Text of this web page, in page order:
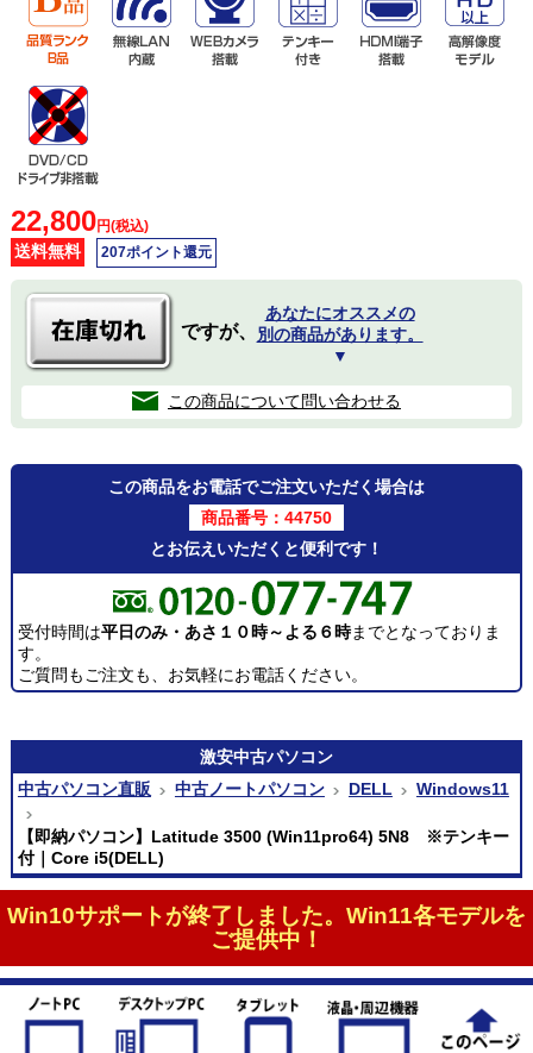
22,800円(税込)
送料無料 207ポイント還元
ですが、
あなたにオススメの
別の商品があります。
▼
この商品について問い合わせる
この商品をお電話でご注文いただく場合は
商品番号：44750
とお伝えいただくと便利です！
受付時間は平日のみ・あさ１０時～よる６時までとなっておりま
す。
ご質問もご注文も、お気軽にお電話ください。
激安中古パソコン
中古パソコン直販
中古ノートパソコン DELL Windows11
【即納パソコン】Latitude 3500 (Win11pro64) 5N8 ※テンキー
付｜Core i5(DELL)
Win10サポートが終了しました。Win11各モデルを
ご提供中！